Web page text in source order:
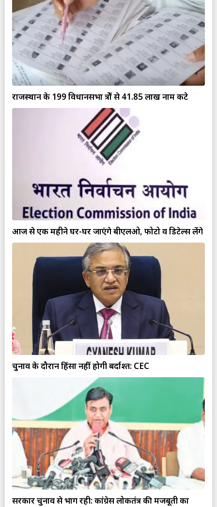
राजस्थान के 199 विधानसभा क्षेत्रों से 41.85 लाख नाम कटे
आज से एक महीने घर-घर जाएंगे बीएलओ, फोटो व डिटेल्स लेंगे
चुनाव के दौरान हिंसा नहीं होगी बर्दाश्त: CEC
सरकार चुनाव से भाग रही: कांग्रेस लोकतंत्र की मजबूती का